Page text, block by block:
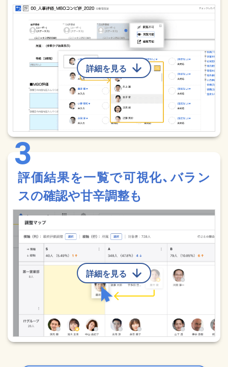
詳細を見る
評価結果を一覧で可視化、バラン
スの確認や甘辛調整も
詳細を見る